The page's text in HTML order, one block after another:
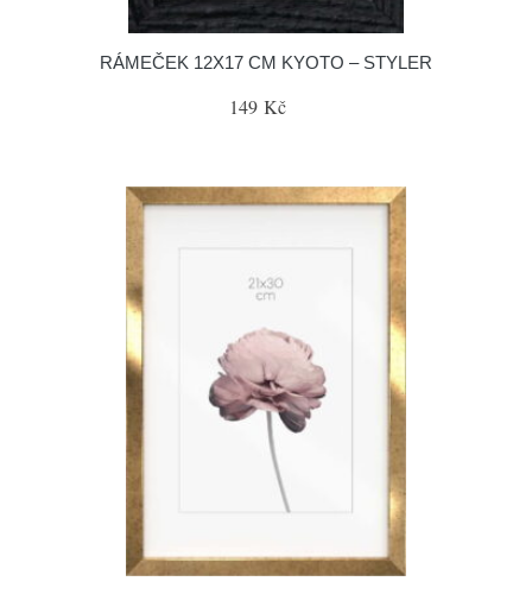
RÁMEČEK 12X17 CM KYOTO – STYLER
149 Kč